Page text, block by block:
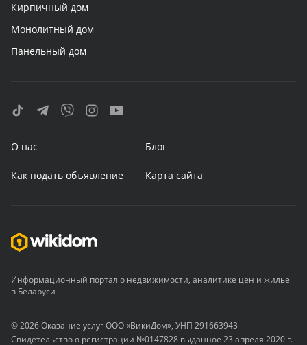
Кирпичный дом
Монолитный дом
Панельный дом
О нас Блог
Как подать объявление Карта сайта
Информационный портал о недвижимости, аналитике цен и жилье
в Беларуси
© 2026 Оказание услуг ООО «ВикиДом», УНП 291663943
Свидетельство о регистрации №0147828 выданное 23 апреля 2020 г.